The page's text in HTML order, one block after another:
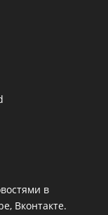
в
Вконтакте.